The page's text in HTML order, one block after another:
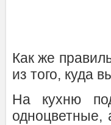
Как же
из того, куда
На кухню
одноцветные,